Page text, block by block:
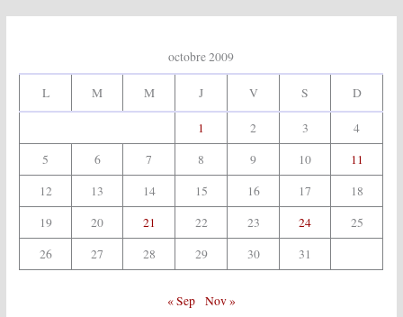
octobre 2009
L M M J V S D
1 2 3
4
5
6 7 8 9 10
11
12
13 14 15 16 17
18
19
20 21 22 23 24
25
26
27 28 29 30 31
« Sep Nov »